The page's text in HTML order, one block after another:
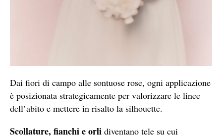
Dai fiori di campo alle sontuose rose, ogni applicazione
è posizionata strategicamente per valorizzare le linee
dell’abito e mettere in risalto la silhouette.
Scollature, fianchi e orli diventano tele su cui